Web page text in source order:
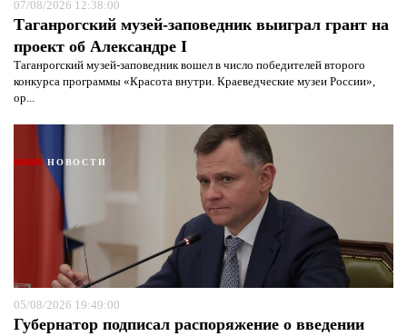
07/08/2026 12:38:00
Таганрогский музей-заповедник выиграл грант на
проект об Александре I
Таганрогский музей-заповедник вошел в число победителей второго
конкурса программы «Красота внутри. Краеведческие музеи России»,
ор...
НОВОСТИ
05/08/2026 19:49:00
Губернатор подписал распоряжение о введении